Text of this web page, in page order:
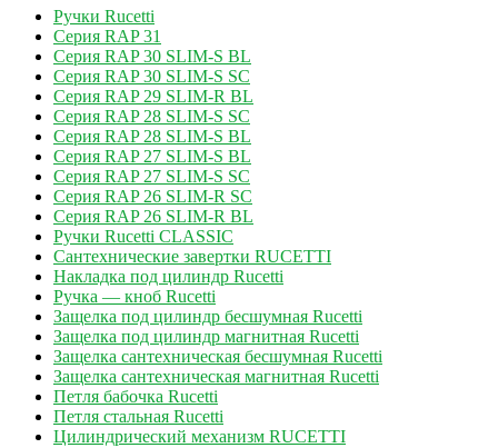
Ручки Rucetti
Серия RAP 31
Серия RAP 30 SLIM-S BL
Серия RAP 30 SLIM-S SC
Серия RAP 29 SLIM-R BL
Серия RAP 28 SLIM-S SC
Серия RAP 28 SLIM-S BL
Серия RAP 27 SLIM-S BL
Серия RAP 27 SLIM-S SC
Серия RAP 26 SLIM-R SC
Серия RAP 26 SLIM-R BL
Ручки Rucetti CLASSIC
Сантехнические завертки RUCETTI
Накладка под цилиндр Rucetti
Ручка — кноб Rucetti
Защелка под цилиндр бесшумная Rucetti
Защелка под цилиндр магнитная Rucetti
Защелка сантехническая бесшумная Rucetti
Защелка сантехническая магнитная Rucetti
Петля бабочка Rucetti
Петля стальная Rucetti
Цилиндрический механизм RUCETTI